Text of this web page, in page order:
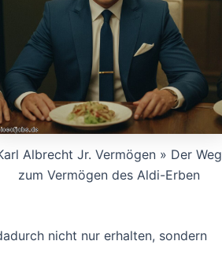
Albrecht Jr. Vermögen » Der Weg
zum Vermögen des Aldi-Erben
nicht nur erhalten, sondern